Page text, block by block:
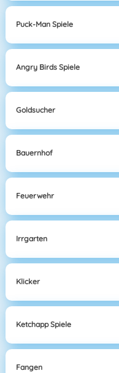
Puck-Man Spiele
Angry Birds Spiele
Goldsucher
Bauernhof
Feuerwehr
Irrgarten
Klicker
Ketchapp Spiele
Fangen